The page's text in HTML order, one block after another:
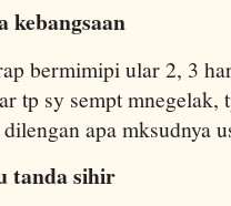
bermimipi ular 2, 3
tp sy sempt
apa mksudnya
tanda sihir